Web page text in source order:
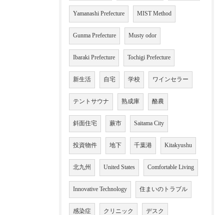
Yamanashi Prefecture MIST Method
Gunma Prefecture Musty odor
Ibaraki Prefecture Tochigi Prefecture
新生活 自宅 学校 ワインセラー
テントサウナ 熟成庫 酪農
斜面住宅 蕨市 Saitama City
投資物件 地下 千葉港 Kitakyushu
北九州 United States Comfortable Living
Innovative Technology 住まいのトラブル
感染症 クリニック デスク